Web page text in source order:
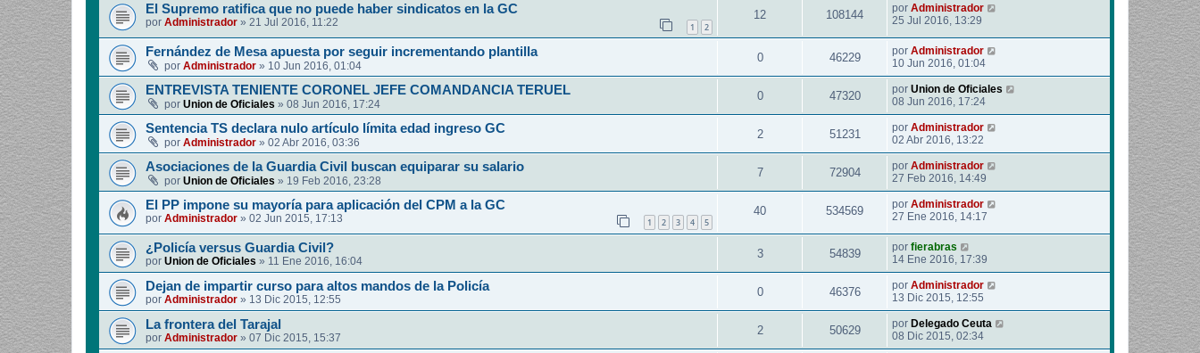
El Supremo ratifica que no puede haber sindicatos en la GC
por Administrador » 21 Jul 2016, 11:22 1 2
12 108144 por Administrador
25 Jul 2016, 13:29
Fernández de Mesa apuesta por seguir incrementando plantilla
por Administrador » 10 Jun 2016, 01:04
0 46229 por Administrador
10 Jun 2016, 01:04
ENTREVISTA TENIENTE CORONEL JEFE COMANDANCIA TERUEL
por Union de Oficiales » 08 Jun 2016, 17:24
0 47320 por Union de Oficiales
08 Jun 2016, 17:24
Sentencia TS declara nulo artículo límita edad ingreso GC
por Administrador » 02 Abr 2016, 03:36
2 51231 por Administrador
02 Abr 2016, 13:22
Asociaciones de la Guardia Civil buscan equiparar su salario
por Union de Oficiales » 19 Feb 2016, 23:28
7 72904 por Administrador
27 Feb 2016, 14:49
El PP impone su mayoría para aplicación del CPM a la GC
por Administrador » 02 Jun 2015, 17:13 1 2 3 4 5
40 534569 por Administrador
27 Ene 2016, 14:17
¿Policía versus Guardia Civil?
por Union de Oficiales » 11 Ene 2016, 16:04
3 54839 por fierabras
14 Ene 2016, 17:39
Dejan de impartir curso para altos mandos de la Policía
por Administrador » 13 Dic 2015, 12:55
0 46376 por Administrador
13 Dic 2015, 12:55
La frontera del Tarajal
por Administrador » 07 Dic 2015, 15:37
2 50629 por Delegado Ceuta
08 Dic 2015, 02:34